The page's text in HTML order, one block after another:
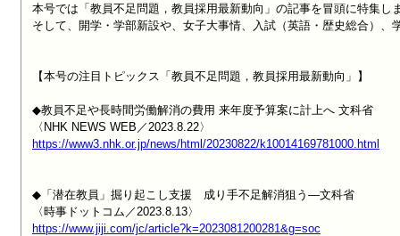
本号では「教員不足問題，教員採用最新動向」の記事を冒頭に特集し
そして、開学・学部新設や、女子大事情、入試（英語・歴史総合）
【本号の注目トピックス「教員不足問題，教員採用最新動向」】
◆教員不足や長時間労働解消の費用 来年度予算案に計上へ 文科省
https://www3.nhk.or.jp/news/html/20230822/k10014169781000.html
◆「潜在教員」掘り起こし支援　成り手不足解消狙う―文科省
https://www.jiji.com/jc/article?k=2023081200281&g=soc